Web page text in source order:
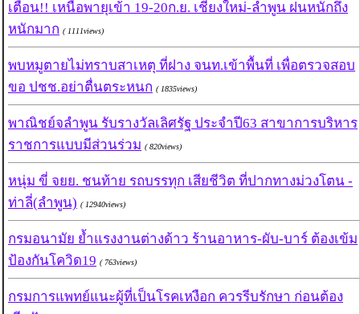
เตือน!! เหนือพายุเข้า 19-20ก.ย. เชียงใหม่-ลำพูน ฝนหนักถึง
หนักมาก ( 1111views)
พบหมูตายไม่ทราบสาเหตุ ที่ฝาง จนท.เข้าพื้นที่ เพื่อตรวจสอบ
ขอ ปชช.อย่าตื่นตระหนก ( 1835views)
พาณิชย์จลำพูน รับรางวัลเลิศรัฐ ประจำปี63 สาขาการบริหาร
ราชการแบบมีส่วนร่วม ( 820views)
หนุ่ม ขี่ จยย. ชนท้าย รถบรรทุก เสียชีวิต ที่ปากทางม่วงโตน -
ท่าลี่(ลำพูน) ( 12940views)
กรมอนามัย ย้ำแรงงานต่างด้าว ร้านอาหาร-ผับ-บาร์ ต้องเข้ม
ป้องกันโควิด19 ( 763views)
กรมการแพทย์แนะผู้ที่เป็นโรคเหงือก ควรรีบรักษา ก่อนต้อง